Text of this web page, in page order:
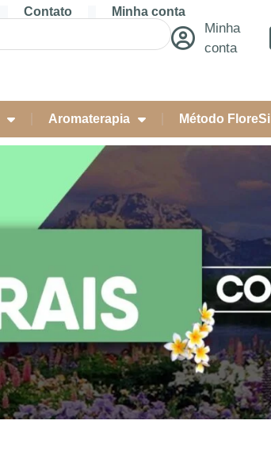
Contato Minha conta
Minha
conta
Aromaterapia Método FloreSi